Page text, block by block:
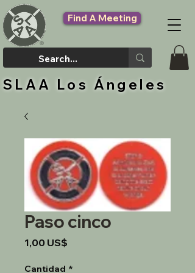
SLAA Los Ángeles
Find A Meeting
Paso cinco
1,00 US$
Cantidad *